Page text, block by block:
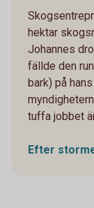
hektar
Johannes
fällde den
bark) på
tuffa jobbet
Efter